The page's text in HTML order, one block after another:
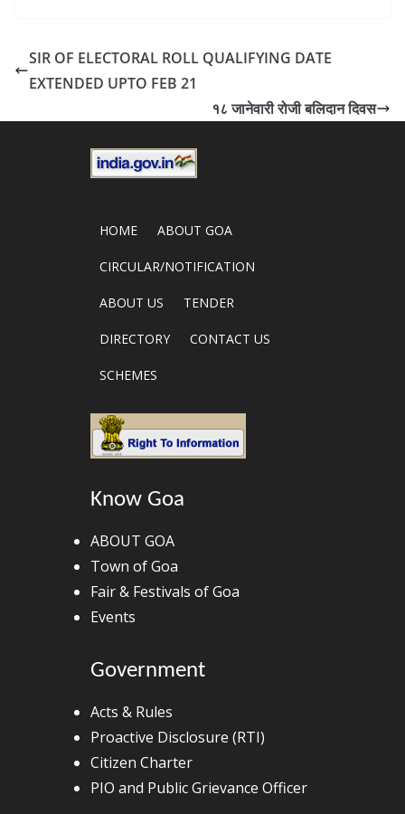
SIR OF ELECTORAL ROLL QUALIFYING DATE
EXTENDED UPTO FEB 21
१८ जानेवारी रोजी बलिदान दिवस
HOME ABOUT GOA
CIRCULAR/NOTIFICATION
ABOUT US TENDER
DIRECTORY CONTACT US
SCHEMES
Know Goa
ABOUT GOA
Town of Goa
Fair & Festivals of Goa
Events
Government
Acts & Rules
Proactive Disclosure (RTI)
Citizen Charter
PIO and Public Grievance Officer